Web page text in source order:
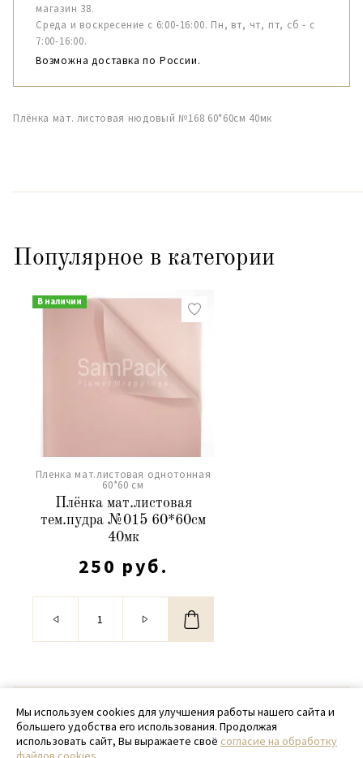
магазин 38.
Среда и воскресение с 6:00-16:00. Пн, вт, чт, пт, сб - с
7:00-16:00.
Возможна доставка по России.
Плёнка мат. листовая нюдовый №168 60*60см 40мк
Популярное в категории
В наличии
Пленка мат.листовая однотонная
60*60 см
Плёнка мат.листовая
тем.пудра №015 60*60см
40мк
250 руб.
© 2020 - 2026 SamPack
+ 7 (918) 699-97-87
Мы используем cookies для улучшения работы нашего сайта и
большего удобства его использования. Продолжая
использовать сайт, Вы выражаете своё согласие на обработку